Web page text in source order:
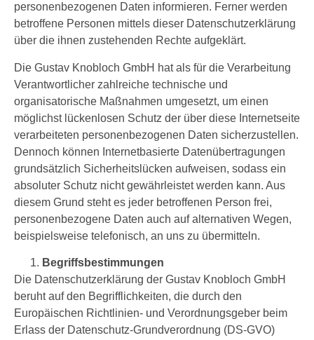
personenbezogenen Daten informieren. Ferner werden
betroffene Personen mittels dieser Datenschutzerklärung
über die ihnen zustehenden Rechte aufgeklärt.
Die Gustav Knobloch GmbH hat als für die Verarbeitung
Verantwortlicher zahlreiche technische und
organisatorische Maßnahmen umgesetzt, um einen
möglichst lückenlosen Schutz der über diese Internetseite
verarbeiteten personenbezogenen Daten sicherzustellen.
Dennoch können Internetbasierte Datenübertragungen
grundsätzlich Sicherheitslücken aufweisen, sodass ein
absoluter Schutz nicht gewährleistet werden kann. Aus
diesem Grund steht es jeder betroffenen Person frei,
personenbezogene Daten auch auf alternativen Wegen,
beispielsweise telefonisch, an uns zu übermitteln.
Begriffsbestimmungen
Die Datenschutzerklärung der Gustav Knobloch GmbH
beruht auf den Begrifflichkeiten, die durch den
Europäischen Richtlinien- und Verordnungsgeber beim
Erlass der Datenschutz-Grundverordnung (DS-GVO)